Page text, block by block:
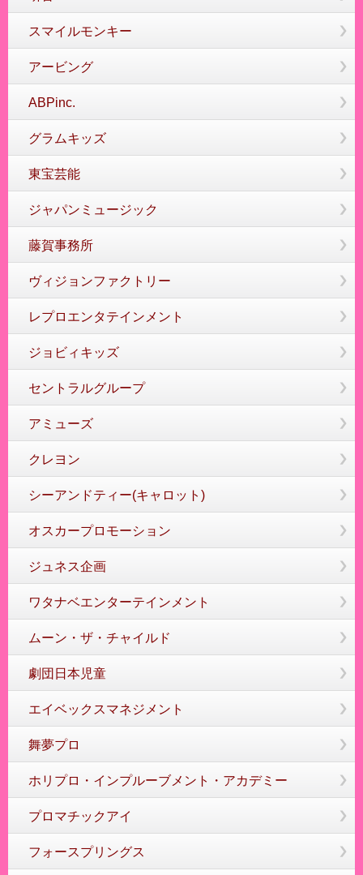
スマイルモンキー
アービング
ABPinc.
グラムキッズ
東宝芸能
ジャパンミュージック
藤賀事務所
ヴィジョンファクトリー
レプロエンタテインメント
ジョビィキッズ
セントラルグループ
アミューズ
クレヨン
シーアンドティー(キャロット)
オスカープロモーション
ジュネス企画
ワタナベエンターテインメント
ムーン・ザ・チャイルド
劇団日本児童
エイベックスマネジメント
舞夢プロ
ホリプロ・インプルーブメント・アカデミー
プロマチックアイ
フォースプリングス